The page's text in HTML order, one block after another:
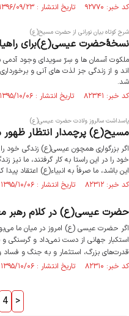
کد خبر: ۹۲۷۷۰ تاریخ انتشار : ۱۳۹۶/۰۹/۲۳
شرح کوتاه بیان نورانی از حضرت مسیح(ع)
نسخۀحضرت عیسی(ع)برای
ملکوت آسمان ها و سِرّ سویدای وجود آدمی
اند و از زندگی جز لذت های آنی و
شد.
کد خبر: ۸۲۳۴۱ تاریخ انتشار : ۱۳۹۵/۱۰/۰۶
پاسداشت سالروز ولادت حضرت عیسی(ع)
مسیح(ع) پرچمدار انتظار
اگر بزرگواری همچون عیسی(ع) زندگی
خود را در این راستا به کار گرفتند، ما نیز
این باشد، ما صرفاً به انبیاء(ع) اعتقاد پیدا
کد خبر: ۸۲۳۱۲ تاریخ انتشار : ۱۳۹۵/۱۰/۰۶
حضرت عیسی(ع) در کلام رهبر
اگر حضرت عیسی (ع) امروز در میان ما
استکبار جهانی از دست نمی‌داد و گرسنگی و
قدرت‌های بزرگ، استثمار و به جنگ و
کد خبر: ۸۲۳۱۰ تاریخ انتشار : ۱۳۹۵/۱۰/۰۶
4 >